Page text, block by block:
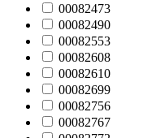
00082473
00082490
00082553
00082608
00082610
00082699
00082756
00082767